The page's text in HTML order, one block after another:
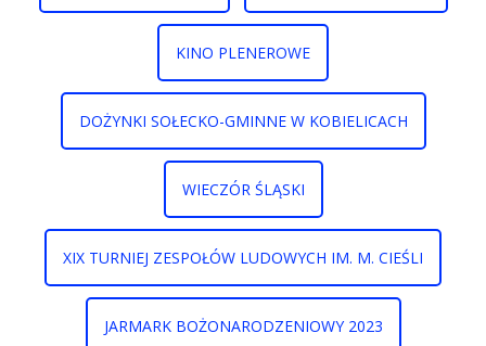
KINO PLENEROWE
DOŻYNKI SOŁECKO-GMINNE W KOBIELICACH
WIECZÓR ŚLĄSKI
XIX TURNIEJ ZESPOŁÓW LUDOWYCH IM. M. CIEŚLI
JARMARK BOŻONARODZENIOWY 2023